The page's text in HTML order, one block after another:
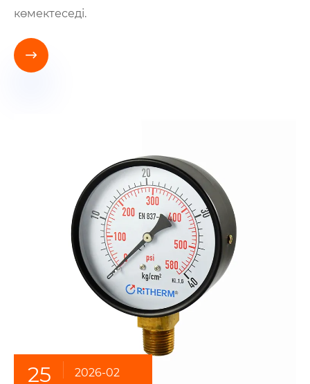
көмектеседі.

25 2026-02